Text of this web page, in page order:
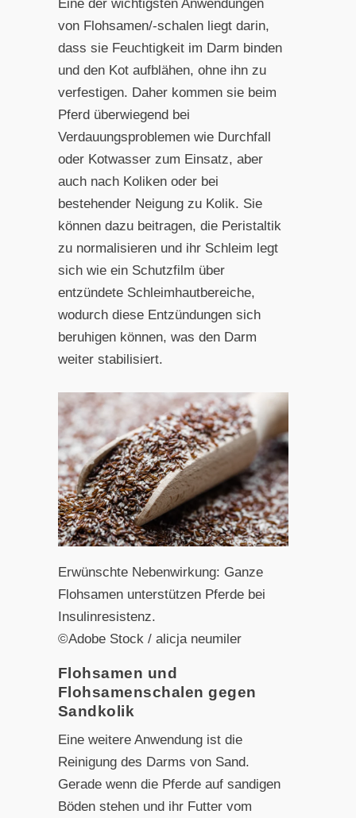
Eine der wichtigsten Anwendungen
von Flohsamen/-schalen liegt darin,
dass sie Feuchtigkeit im Darm binden
und den Kot aufblähen, ohne ihn zu
verfestigen. Daher kommen sie beim
Pferd überwiegend bei
Verdauungsproblemen wie Durchfall
oder Kotwasser zum Einsatz, aber
auch nach Koliken oder bei
bestehender Neigung zu Kolik. Sie
können dazu beitragen, die Peristaltik
zu normalisieren und ihr Schleim legt
sich wie ein Schutzfilm über
entzündete Schleimhautbereiche,
wodurch diese Entzündungen sich
beruhigen können, was den Darm
weiter stabilisiert.
Erwünschte Nebenwirkung: Ganze
Flohsamen unterstützen Pferde bei
Insulinresistenz.
©Adobe Stock / alicja neumiler
Flohsamen und
Flohsamenschalen gegen
Sandkolik
Eine weitere Anwendung ist die
Reinigung des Darms von Sand.
Gerade wenn die Pferde auf sandigen
Böden stehen und ihr Futter vom